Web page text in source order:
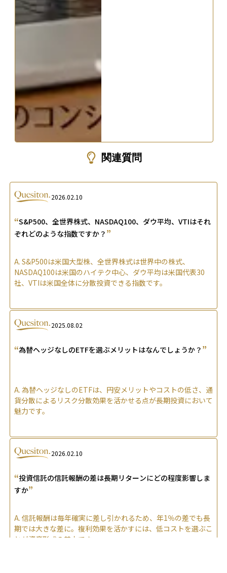
関連質問
2026.02.10
“S&P500、全世界株式、NASDAQ100、ダウ平均、VTIはそれ
ぞれどのような指数ですか？ ”
A. S&P500は米国大型株、全世界株式は世界中の株式、
NASDAQ100は米国のハイテク中心、ダウ平均は米国代表30
社、VTIは米国全体に分散投資できる指数です。
2025.08.02
“為替ヘッジなしのETFを選ぶメリットはなんでしょうか？ ”
A. 為替ヘッジなしのETFは、円安メリットやコストの低さ、通
貨分散によるリスク分散効果を活かせる点が長期投資において
魅力です。
2026.02.10
“投資信託の信託報酬の差は長期リターンにどの程度影響しま
すか”
A. 信託報酬は毎年確実に差し引かれるため、年1％の差でも長
期では大きな差に。複利効果を活かすには、低コストを選ぶこ
とが資産形成の基本です